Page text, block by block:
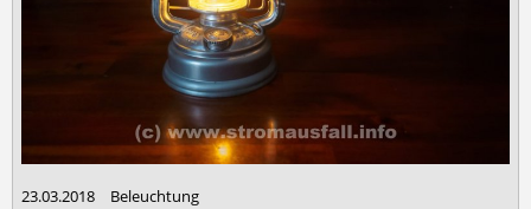
23.03.2018 Beleuchtung